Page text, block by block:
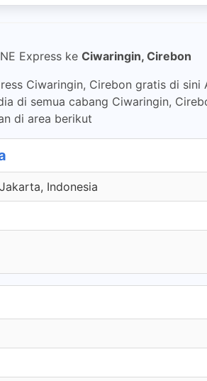
Express ke Ciwaringin, Cirebon
Ciwaringin, Cirebon gratis di sini
di semua cabang Ciwaringin,
di area berikut
Indonesia